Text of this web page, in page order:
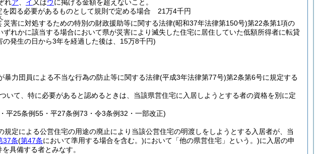
れア イ 又はウに掲げる金額を超えないこと。
図る必要があるものとして規則で定める場合 21万4千円
災害に対処するための特別の財政援助等に関する法律(昭和37年法律第150号)第22条第1項の
れかに該当する場合において県が災害により滅失した住宅に居住していた低額所得者に転貸
の発生の日から3年を経過した後は、15万8千円)
力団員による不当な行為の防止等に関する法律(平成3年法律第77号)第2条第6号に規定する
いて、特に必要があると認めるときは、当該県営住宅に入居しようとする者の資格を別に定
平25条例55・平27条例73・令3条例32・一部改正)
定による公営住宅の用途の廃止により当該公営住宅の明渡しをしようとする入居者が、当
37条(第47条において準用する場合を含む。)において「他の県営住宅」という。)に入居の申
具備する者とみなす。